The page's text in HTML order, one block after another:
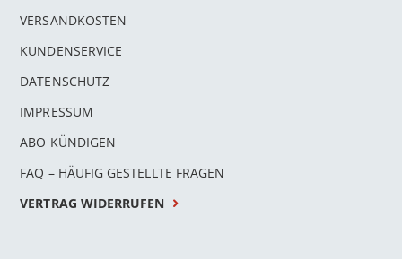
VERSANDKOSTEN
KUNDENSERVICE
DATENSCHUTZ
IMPRESSUM
ABO KÜNDIGEN
FAQ – HÄUFIG GESTELLTE FRAGEN
VERTRAG WIDERRUFEN